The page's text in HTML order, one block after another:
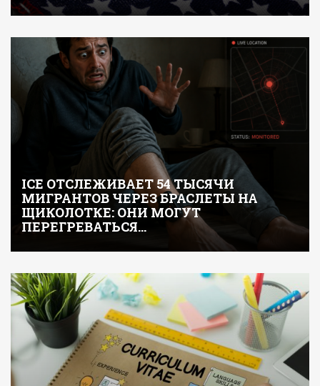
ICE ОТСЛЕЖИВАЕТ 54 ТЫСЯЧИ
МИГРАНТОВ ЧЕРЕЗ БРАСЛЕТЫ НА
ЩИКОЛОТКЕ: ОНИ МОГУТ
ПЕРЕГРЕВАТЬСЯ…